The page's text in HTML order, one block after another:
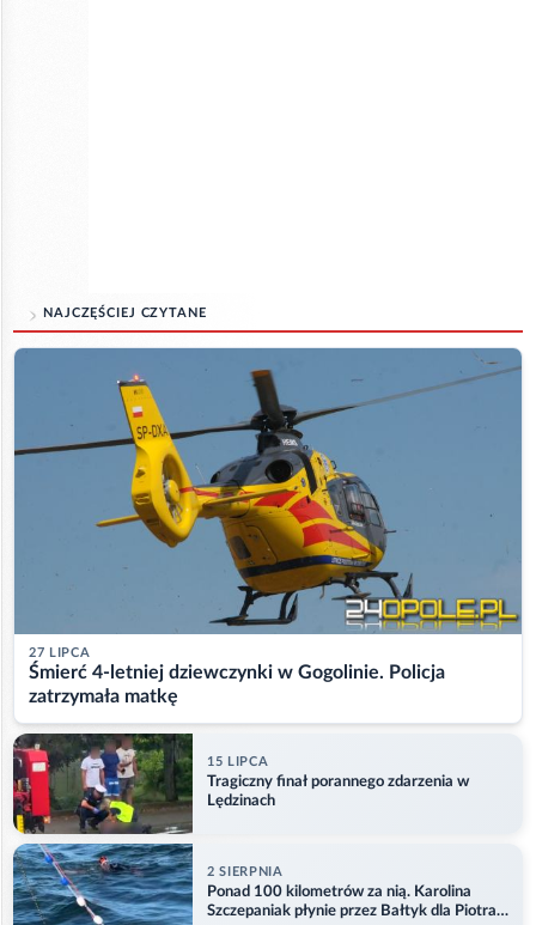
NAJCZĘŚCIEJ CZYTANE
27 LIPCA
Śmierć 4-letniej dziewczynki w Gogolinie. Policja
zatrzymała matkę
15 LIPCA
Tragiczny finał porannego zdarzenia w
Lędzinach
2 SIERPNIA
Ponad 100 kilometrów za nią. Karolina
Szczepaniak płynie przez Bałtyk dla Piotra.